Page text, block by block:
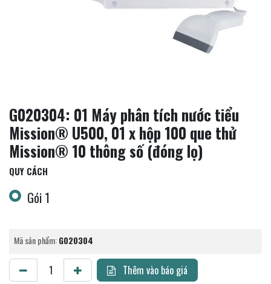
G020304: 01 Máy phân tích nước tiểu
Mission® U500, 01 x hộp 100 que thử
Mission® 10 thông số (đóng lọ)
QUY CÁCH
Gói 1
Mã sản phẩm:G020304
Thêm vào báo giá